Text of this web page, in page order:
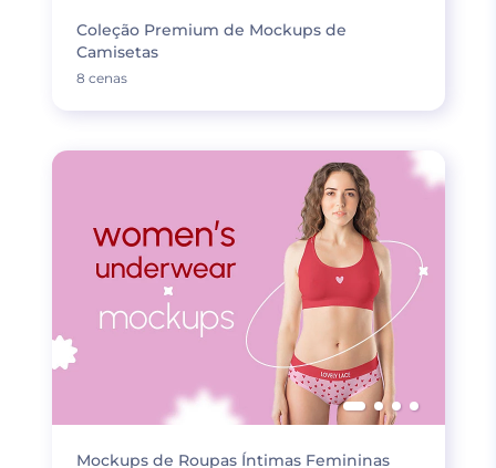
Coleção Premium de Mockups de
Camisetas
8 cenas
Mockups de Roupas Íntimas Femininas